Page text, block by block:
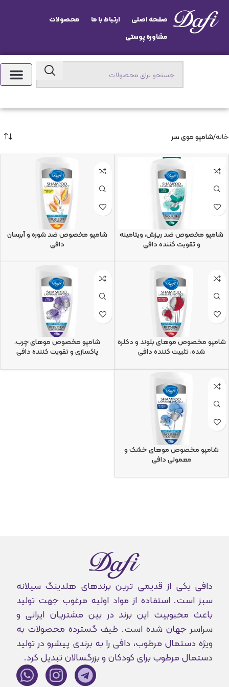
صفحه اصلی ارتباط با ما
محصولات
مشاوره پوستی
خانه شامپو موی سر
شامپو مخصوص ضد ریزش، ویتامینه
و تقویت کننده دافی
شامپو مخصوص ضد شوره و آبرسان
دافی
شامپو مخصوص موهای بلوند و دکلره
شده، تثبیت کننده دافی
شامپو مخصوص موهای چرب،
پاکسازی و تقویت کننده دافی
شامپو مخصوص موهای خشک و
معمولی دافی
دافی یکی از قدیمی ترین برندهای هلدینگ سیلانه
سبز است. استفاده از مواد اولیه مرغوب جهت تولید
باعث محبوبیت این برند در بین مشتریان ایرانی و
سراسر جهان شده است. طیف گسترده محصولات به
ویژه دستمال مرطوب، دافی را به برندی پیشرو در تولید
دستمال مرطوب برای کودکان و بزرگسالان تبدیل کرد.